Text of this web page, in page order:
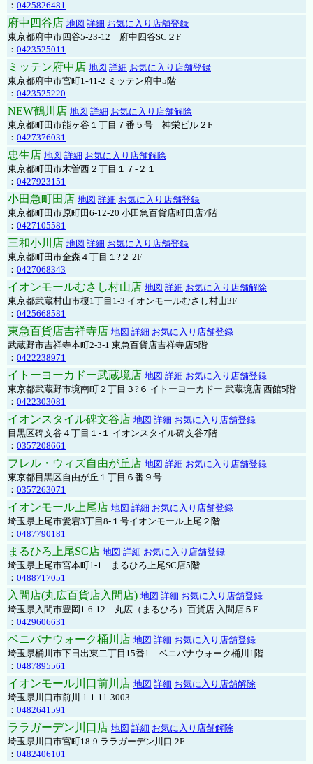
： 0425826481
府中四谷店 地図 詳細 お気に入り店舗登録
東京都府中市四谷5-23-12 府中四谷SC２F
： 0423525011
ミッテン府中店 地図 詳細 お気に入り店舗登録
東京都府中市宮町1-41-2 ミッテン府中5階
： 0423525220
NEW鶴川店 地図 詳細 お気に入り店舗解除
東京都町田市能ヶ谷１丁目７番５号 神栄ビル２F
： 0427376031
忠生店 地図 詳細 お気に入り店舗解除
東京都町田市木曽西２丁目１７-２１
： 0427923151
小田急町田店 地図 詳細 お気に入り店舗登録
東京都町田市原町田6-12-20 小田急百貨店町田店7階
： 0427105581
三和小川店 地図 詳細 お気に入り店舗登録
東京都町田市金森４丁目１?２ 2F
： 0427068343
イオンモールむさし村山店 地図 詳細 お気に入り店舗解除
東京都武蔵村山市榎1丁目1-3 イオンモールむさし村山3F
： 0425668581
東急百貨店吉祥寺店 地図 詳細 お気に入り店舗登録
武蔵野市吉祥寺本町2-3-1 東急百貨店吉祥寺店5階
： 0422238971
イトーヨーカドー武蔵境店 地図 詳細 お気に入り店舗登録
東京都武蔵野市境南町２丁目３?６ イトーヨーカドー 武蔵境店 西館5階
： 0422303081
イオンスタイル碑文谷店 地図 詳細 お気に入り店舗登録
目黒区碑文谷４丁目１-１ イオンスタイル碑文谷7階
： 0357208661
フレル・ウィズ自由が丘店 地図 詳細 お気に入り店舗登録
東京都目黒区自由が丘１丁目６番９号
： 0357263071
イオンモール上尾店 地図 詳細 お気に入り店舗登録
埼玉県上尾市愛宕3丁目8-１号イオンモール上尾２階
： 0487790181
まるひろ上尾SC店 地図 詳細 お気に入り店舗登録
埼玉県上尾市宮本町1-1 まるひろ上尾SC店5階
： 0488717051
入間店(丸広百貨店入間店) 地図 詳細 お気に入り店舗登録
埼玉県入間市豊岡1-6-12 丸広（まるひろ）百貨店 入間店５F
： 0429606631
ベニバナウォーク桶川店 地図 詳細 お気に入り店舗登録
埼玉県桶川市下日出東二丁目15番1 ベニバナウォーク桶川1階
： 0487895561
イオンモール川口前川店 地図 詳細 お気に入り店舗解除
埼玉県川口市前川 1-1-11-3003
： 0482641591
ララガーデン川口店 地図 詳細 お気に入り店舗解除
埼玉県川口市宮町18-9 ララガーデン川口 2F
： 0482406101